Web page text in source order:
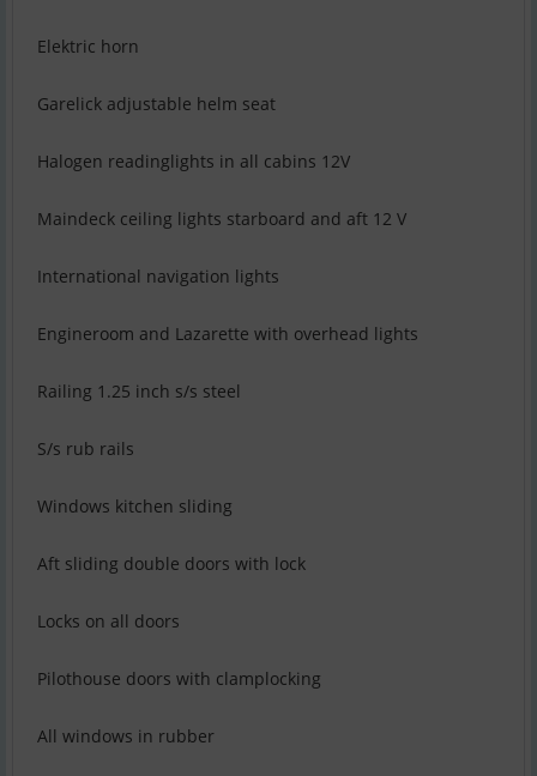
Elektric horn
Garelick adjustable helm seat
Halogen readinglights in all cabins 12V
Maindeck ceiling lights starboard and aft 12 V
International navigation lights
Engineroom and Lazarette with overhead lights
Railing 1.25 inch s/s steel
S/s rub rails
Windows kitchen sliding
Aft sliding double doors with lock
Locks on all doors
Pilothouse doors with clamplocking
All windows in rubber